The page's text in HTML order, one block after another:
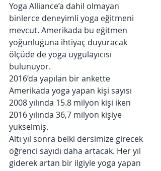
Yoga Alliance’a dahil olmayan
binlerce deneyimli yoga eğitmeni
mevcut. Amerikada bu eğitmen
yoğunluğuna ihtiyaç duyuracak
ölçüde de yoga uygulayıcısı
bulunuyor.
2016’da yapılan bir ankette
Amerikada yoga yapan kişi sayısı
2008 yılında 15.8 milyon kişi iken
2016 yılında 36,7 milyon kişiye
yükselmiş.
Altı yıl sonra belki dersimize girecek
öğrenci sayıdı daha artacak. Her yıl
giderek artan bir ilgiyle yoga yapan